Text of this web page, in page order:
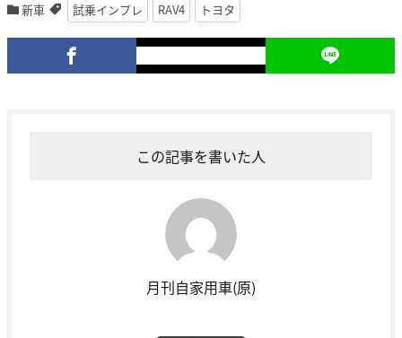
新車 試乗インプレ RAV4 トヨタ
この記事を書いた人
月刊自家用車(原)